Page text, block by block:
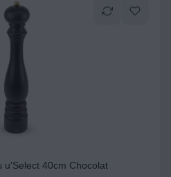
u'Select 40cm Chocolat